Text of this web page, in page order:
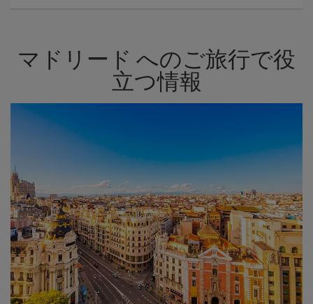
マドリード へのご旅行で役
立つ情報